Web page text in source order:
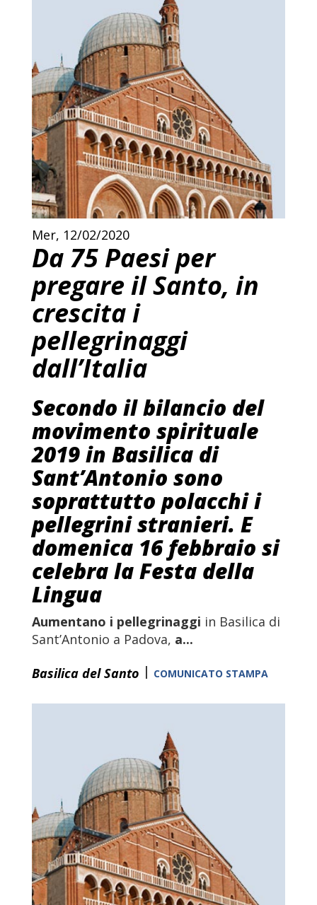
Mer, 12/02/2020
Da 75 Paesi per
pregare il Santo, in
crescita i
pellegrinaggi
dall’Italia
Secondo il bilancio del
movimento spirituale
2019 in Basilica di
Sant’Antonio sono
soprattutto polacchi i
pellegrini stranieri. E
domenica 16 febbraio si
celebra la Festa della
Lingua
Aumentano i pellegrinaggi in Basilica di
Sant’Antonio a Padova, a...
Basilica del Santo | COMUNICATO STAMPA